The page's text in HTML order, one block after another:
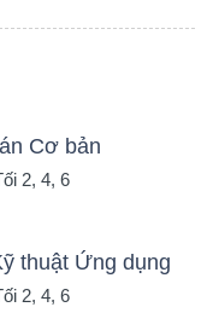
Cơ bản
2, 4, 6
thuật Ứng dụng
2, 4, 6